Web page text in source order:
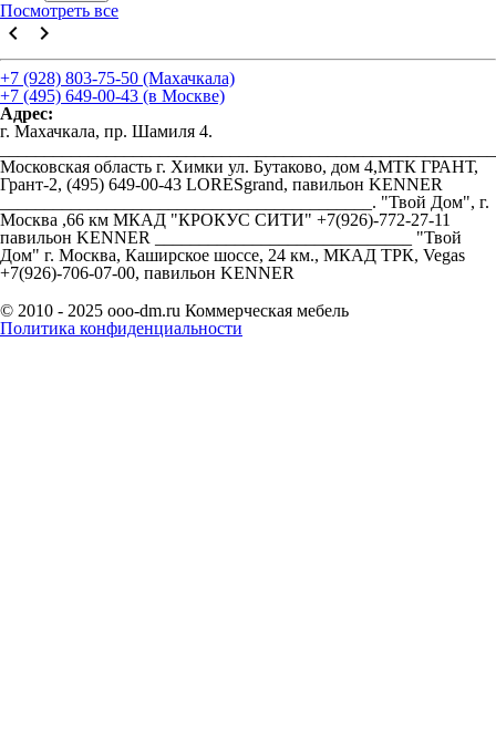
Посмотреть все
keyboard_arrow_left keyboard_arrow_right
+7 (928) 803-75-50 (Махачкала)
+7 (495) 649-00-43 (в Москве)
Адрес:
г. Махачкала, пр. Шамиля 4.
Московская область г. Химки ул. Бутаково, дом 4,МТК ГРАНТ,
Грант-2, (495) 649-00-43 LORESgrand, павильон KENNER
__________________________________________. "Твой Дом", г.
Москва ,66 км МКАД "КРОКУС СИТИ" +7(926)-772-27-11
павильон KENNER _____________________________ "Твой
Дом" г. Москва, Каширское шоссе, 24 км., МКАД ТРК, Vegas
+7(926)-706-07-00, павильон KENNER
© 2010 - 2025 ooo-dm.ru Коммерческая мебель
Политика конфиденциальности